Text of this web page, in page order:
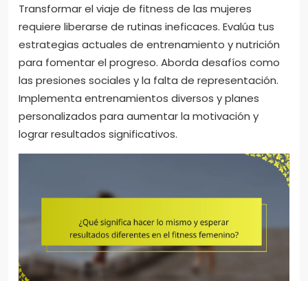
Transformar el viaje de fitness de las mujeres
requiere liberarse de rutinas ineficaces. Evalúa tus
estrategias actuales de entrenamiento y nutrición
para fomentar el progreso. Aborda desafíos como
las presiones sociales y la falta de representación.
Implementa entrenamientos diversos y planes
personalizados para aumentar la motivación y
lograr resultados significativos.